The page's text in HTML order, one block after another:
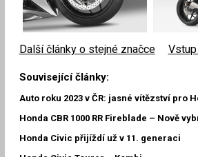
Další články o stejné značce
Související články:
Auto roku 2023 v ČR: jasné vítězství pro
Honda CBR 1000 RR Fireblade – Nově
Honda Civic přijíždí už v 11. generaci